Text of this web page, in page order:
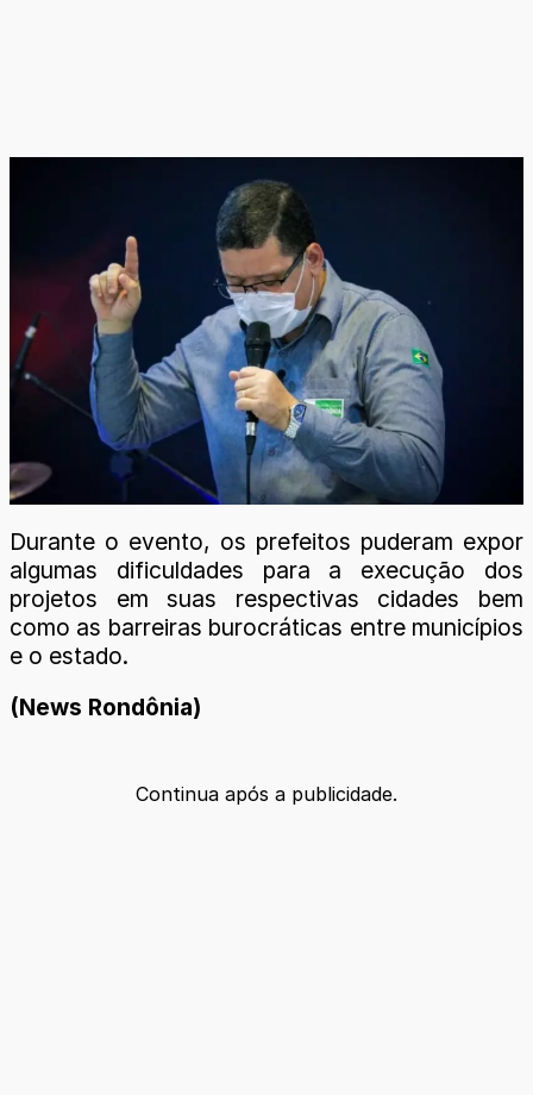
Durante o evento, os prefeitos puderam expor
algumas dificuldades para a execução dos
projetos em suas respectivas cidades bem
como as barreiras burocráticas entre municípios
e o estado.
(News Rondônia)
Continua após a publicidade.